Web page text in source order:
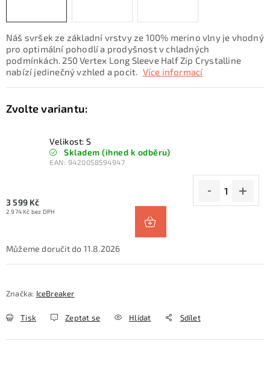
Náš svršek ze základní vrstvy ze 100% merino vlny je vhodný
pro optimální pohodlí a prodyšnost v chladných
podmínkách. 250 Vertex Long Sleeve Half Zip Crystalline
nabízí jedinečný vzhled a pocit. Více informací
Velikost: S
Skladem (ihned k odběru)
EAN: 9420058594947
3 599 Kč
2 974 Kč bez DPH
11.8.2026
Značka: IceBreaker
Tisk Zeptat se Hlídat Sdílet